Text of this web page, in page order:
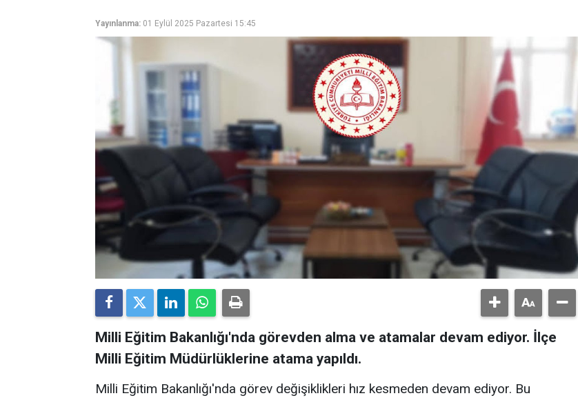
Yayınlanma: 01 Eylül 2025 Pazartesi 15:45
Milli Eğitim Bakanlığı'nda görevden alma ve atamalar devam ediyor. İlçe
Milli Eğitim Müdürlüklerine atama yapıldı.
Milli Eğitim Bakanlığı'nda görev değişiklikleri hız kesmeden devam ediyor. Bu